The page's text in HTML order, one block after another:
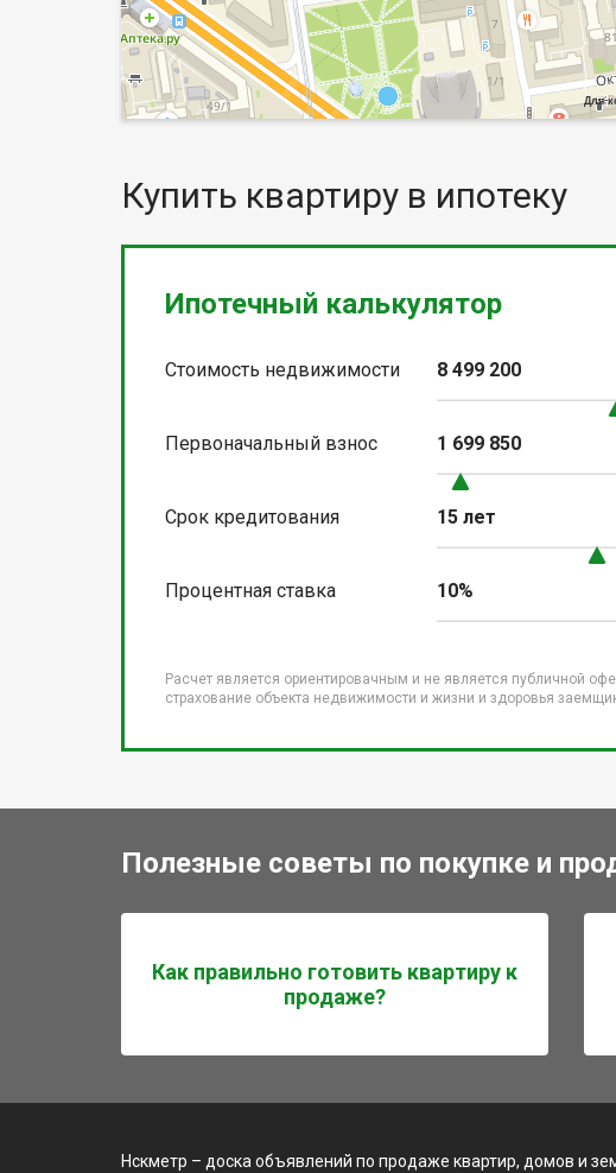
Для
Купить квартиру в ипотеку
Ипотечный калькулятор
Стоимость недвижимости 8 499 200
Первоначальный взнос 1 699 850
Срок кредитования 15 лет
Процентная ставка 10%
Расчет является ориентировачным и не является публичной
страхование объекта недвижимости и жизни и здоровья
Полезные советы по покупке и
Как правильно готовить квартиру к
продаже?
Нскметр – доска объявлений по продаже квартир, домов и